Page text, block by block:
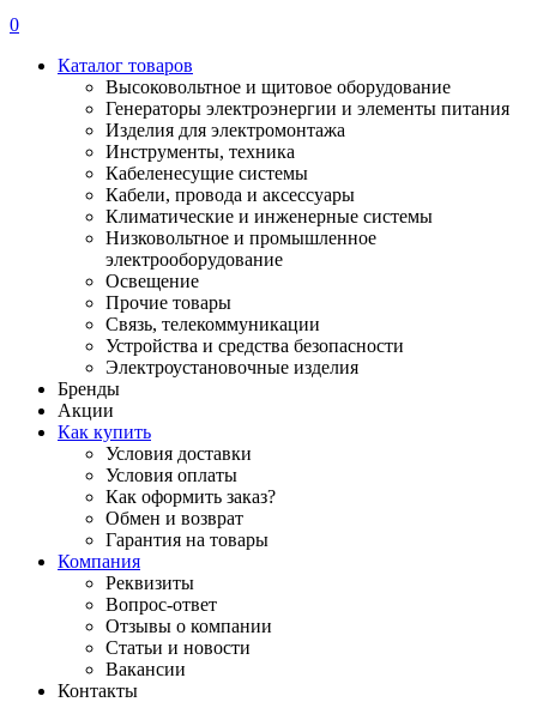
0
Каталог товаров
Высоковольтное и щитовое оборудование
Генераторы электроэнергии и элементы питания
Изделия для электромонтажа
Инструменты, техника
Кабеленесущие системы
Кабели, провода и аксессуары
Климатические и инженерные системы
Низковольтное и промышленное
электрооборудование
Освещение
Прочие товары
Связь, телекоммуникации
Устройства и средства безопасности
Электроустановочные изделия
Бренды
Акции
Как купить
Условия доставки
Условия оплаты
Как оформить заказ?
Обмен и возврат
Гарантия на товары
Компания
Реквизиты
Вопрос-ответ
Отзывы о компании
Статьи и новости
Вакансии
Контакты